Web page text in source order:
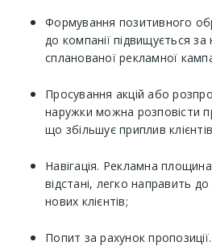
Формування позитивного
до компанії підвищується за
спланованої рекламної
Просування акцій або
наружки можна розповісти
що збільшує приплив
Навігація. Рекламна
відстані, легко направить
нових клієнтів;
Попит за рахунок